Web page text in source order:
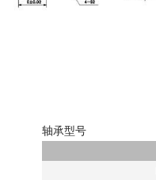
轴承型号